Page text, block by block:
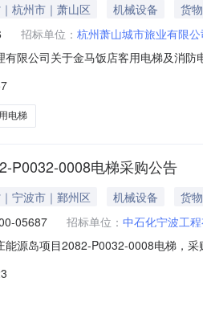
杭州市｜萧山区 机械设备
货物
招标单位： 杭州萧山城市旅业有限
有限公司关于金马饭店客用电梯及消
最高限价（元）：3960000采购需
电梯
P0032-0008电梯采购公告
宁波市｜鄞州区 机械设备
货物
05687 招标单位： 中石化宁波工
能源岛项目2082-P0032-0008电梯，
2026-11-30宁波工程公司物装工厂/四